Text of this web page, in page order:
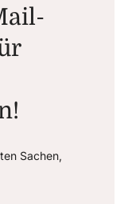
Sachen,